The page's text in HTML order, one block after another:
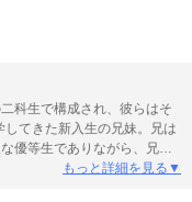
科生で構成され、彼らはそ
してきた新入生の兄妹。兄は
優等生でありながら、兄に
作品が遂にコミック化!!
もっと詳細を見る▼